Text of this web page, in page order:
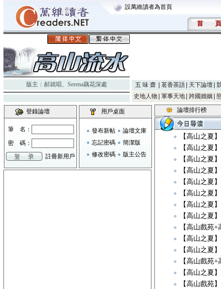
設萬維讀者為首頁
首 頁
版主： 郝就唱、 Serena藕花深處 五 味 齋 茗香茶語 天下論壇
史地人物
軍事天地 跨國婚姻
登錄論壇
筆 名：
密 碼：
註冊新用戶
用戶桌面
發布新帖
論壇文庫
忘記密碼
簡潔版
修改密碼
版主公告
論壇排行榜
【高山之夏
【高山之夏
【高山之夏
【高山之夏
【高山之夏
【高山之夏
【高山之夏
【高山之夏
【高山戲苑
【高山之夏
【高山之夏
【高山戲苑
【高山之夏
【高山戲苑